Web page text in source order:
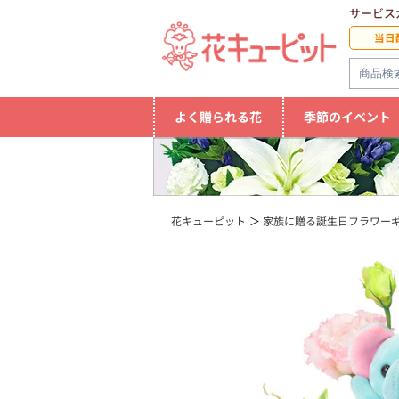
サービス
当日
よく贈られる花 季節のイベント
花キューピット 家族に贈る誕生日フラワー